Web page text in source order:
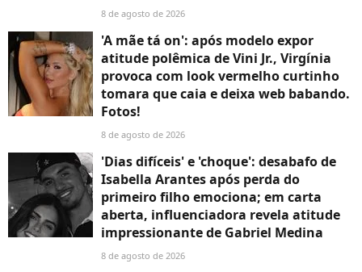
8 de agosto de 2026
'A mãe tá on': após modelo expor
atitude polêmica de Vini Jr., Virgínia
provoca com look vermelho curtinho
tomara que caia e deixa web babando.
Fotos!
8 de agosto de 2026
'Dias difíceis' e 'choque': desabafo de
Isabella Arantes após perda do
primeiro filho emociona; em carta
aberta, influenciadora revela atitude
impressionante de Gabriel Medina
8 de agosto de 2026